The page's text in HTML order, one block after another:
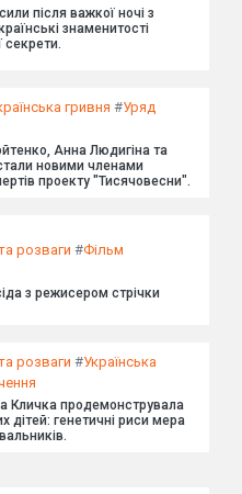
після важкої ночі з
знаменитості
секрети.
гривня #Уряд
Анна Людигіна та
новими членами
проекту "Тисячовесни".
розваги #Фільм
з режисером стрічки
розваги #Українська
Кличка продемонструвала
дітей: генетичні риси мера